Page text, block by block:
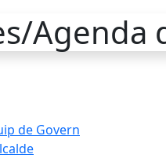
Agenda
de Govern